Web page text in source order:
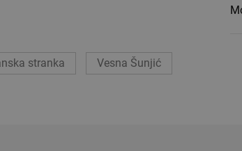
stranka Vesna Šunjić